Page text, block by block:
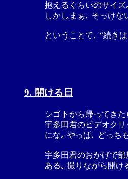
抱えるぐらいのサイ
しかしまぁ､ そっけ
ということで､ “続き
9. 開ける日
シゴトから帰ってきた
宇多田君のビデオク
にな｡ やっぱ､ どっち
宇多田君のおかげで
ある｡ 撮りながら開け